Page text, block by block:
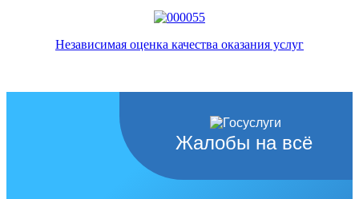
Независимая оценка качества оказания услуг
Жалобы на всё